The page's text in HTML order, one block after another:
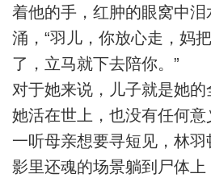
着他的手，红肿的眼窝中
涌，“羽儿，你放心走，妈
了，立马就下去陪你。”
对于她来说，儿子就是她的
她活在世上，也没有任何意
一听母亲想要寻短见，林
影里还魂的场景躺到尸体